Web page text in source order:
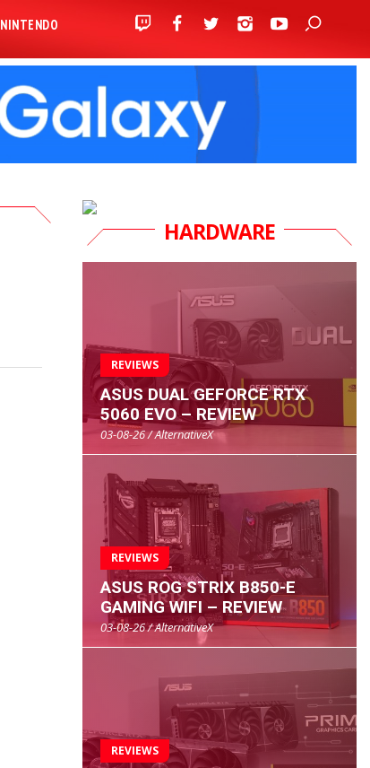
NINTENDO
HARDWARE
REVIEWS
ASUS DUAL GEFORCE RTX
5060 EVO – REVIEW
03-08-26 / AlternativeX
REVIEWS
ASUS ROG STRIX B850-E
GAMING WIFI – REVIEW
03-08-26 / AlternativeX
REVIEWS